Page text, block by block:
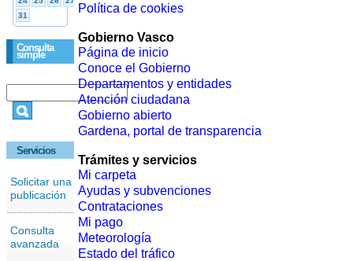
Consulta
simple
Servicios
Solicitar una
publicación
Consulta
avanzada
Política de cookies
Gobierno Vasco
Página de inicio
Conoce el Gobierno
Departamentos y entidades
Atención ciudadana
Gobierno abierto
Gardena, portal de transparencia
Trámites y servicios
Mi carpeta
Ayudas y subvenciones
Contrataciones
Mi pago
Meteorología
Estado del tráfico